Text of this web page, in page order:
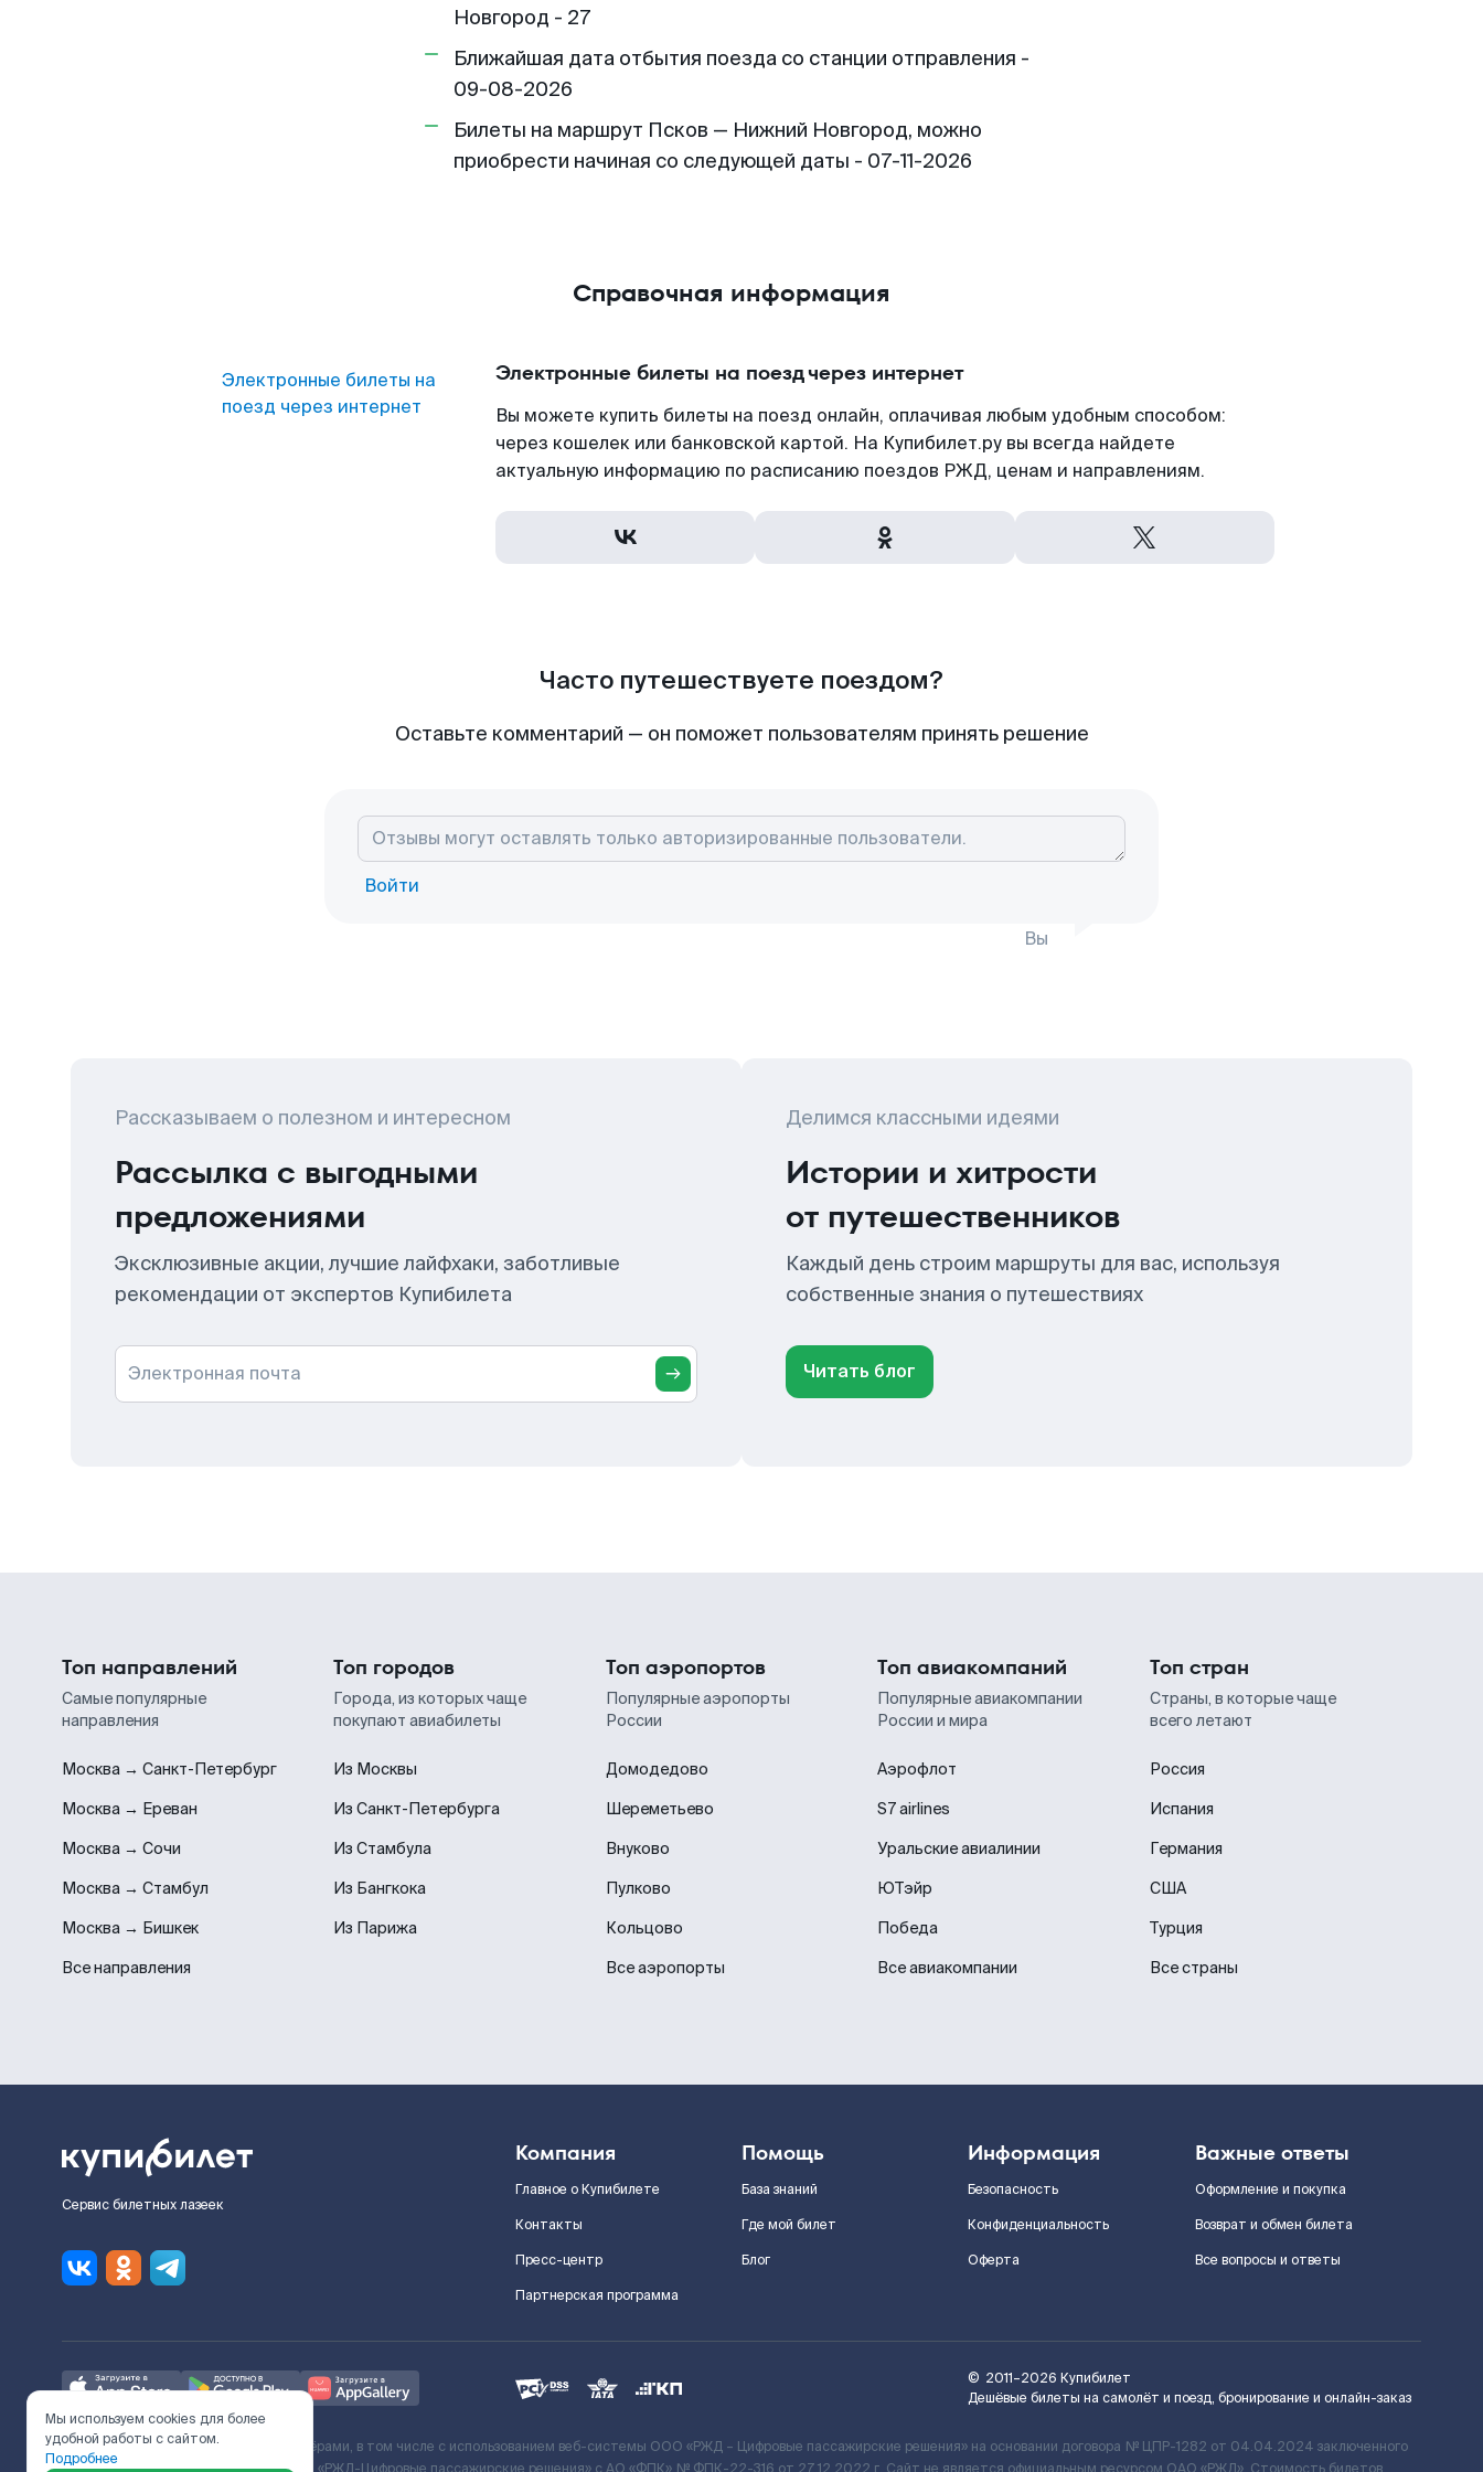
Новгород - 27
Ближайшая дата отбытия поезда со станции отправления -
09-08-2026
Билеты на маршрут Псков — Нижний Новгород, можно
приобрести начиная со следующей даты - 07-11-2026
Справочная информация
Электронные билеты на
поезд через интернет
Электронные билеты на поезд через интернет
Вы можете купить билеты на поезд онлайн, оплачивая любым удобным способом:
через кошелек или банковской картой. На Купибилет.ру вы всегда найдете
актуальную информацию по расписанию поездов РЖД, ценам и направлениям.
Часто путешествуете поездом?
Оставьте комментарий — он поможет пользователям принять решение
Войти
Вы
Рассказываем о полезном и интересном
Рассылка с выгодными
предложениями
Эксклюзивные акции, лучшие лайфхаки, заботливые
рекомендации от экспертов Купибилета
Электронная почта
Делимся классными идеями
Истории и хитрости
от путешественников
Каждый день строим маршруты для вас, используя
собственные знания о путешествиях
Читать блог
Топ направлений
Самые популярные
направления
Москва → Санкт-Петербург
Москва → Ереван
Москва → Сочи
Москва → Стамбул
Москва → Бишкек
Все направления
Топ городов
Города, из которых чаще
покупают авиабилеты
Из Москвы
Из Санкт-Петербурга
Из Стамбула
Из Бангкока
Из Парижа
Топ аэропортов
Популярные аэропорты
России
Домодедово
Шереметьево
Внуково
Пулково
Кольцово
Все аэропорты
Топ авиакомпаний
Популярные авиакомпании
России и мира
Аэрофлот
S7 airlines
Уральские авиалинии
ЮТэйр
Победа
Все авиакомпании
Топ стран
Страны, в которые чаще
всего летают
Россия
Испания
Германия
США
Турция
Все страны
Сервис билетных лазеек
Компания
Главное о Купибилете
Контакты
Пресс-центр
Партнерская программа
Помощь
База знаний
Где мой билет
Блог
Информация
Безопасность
Конфиденциальность
Оферта
Важные ответы
Оформление и покупка
Возврат и обмен билета
Все вопросы и ответы
© 2011–2026 Купибилет
Дешёвые билеты на самолёт и поезд, бронирование и онлайн-заказ
Ж/Д билеты предоставляются партнёрами, в том числе с использованием веб-системы ООО «РЖД – Цифровые пассажирские решения» на основании договора № ЦПР-1282 от 04.04.2024 заключенного
Мы используем cookies для более
удобной работы с сайтом.
Подробнее